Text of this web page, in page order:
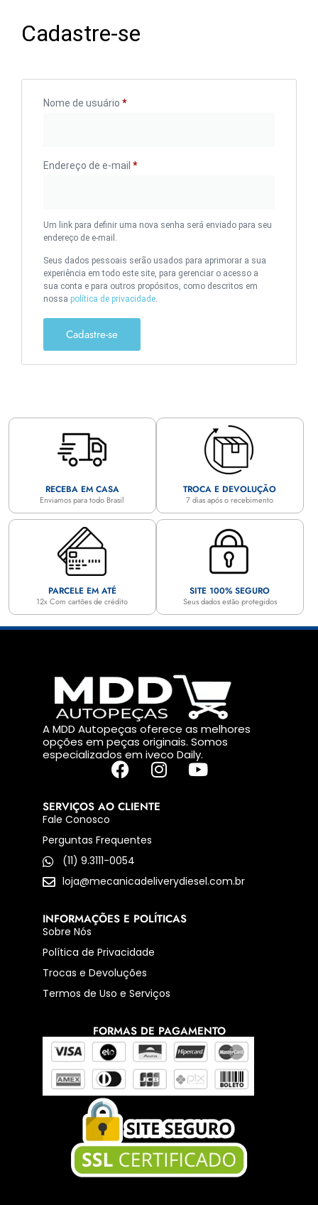
Cadastre-se
Nome de usuário *
Endereço de e-mail *
Um link para definir uma nova senha será enviado para seu
endereço de e-mail.
Seus dados pessoais serão usados para aprimorar a sua
experiência em todo este site, para gerenciar o acesso a
sua conta e para outros propósitos, como descritos em
nossa política de privacidade.
Cadastre-se
RECEBA EM CASA
Enviamos para todo Brasil
TROCA E DEVOLUÇÃO
7 dias após o recebimento
PARCELE EM ATÉ
12x Com cartões de crédito
SITE 100% SEGURO
Seus dados estão protegidos
A MDD Autopeças oferece as melhores
opções em peças originais. Somos
especializados em iveco Daily.
SERVIÇOS AO CLIENTE
Fale Conosco
Perguntas Frequentes
(11) 9.3111-0054
loja@mecanicadeliverydiesel.com.br
INFORMAÇÕES E POLÍTICAS
Sobre Nós
Política de Privacidade
Trocas e Devoluções
Termos de Uso e Serviços
FORMAS DE PAGAMENTO